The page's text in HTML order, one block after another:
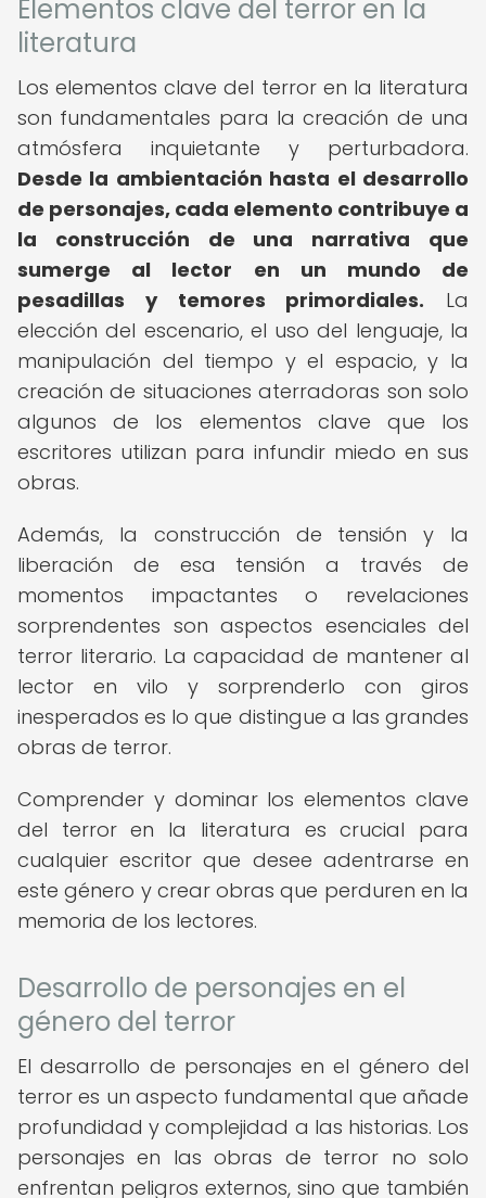
Elementos clave del terror en la
literatura
Los elementos clave del terror en la literatura
son fundamentales para la creación de una
atmósfera inquietante y perturbadora.
Desde la ambientación hasta el desarrollo
de personajes, cada elemento contribuye a
la construcción de una narrativa que
sumerge al lector en un mundo de
pesadillas y temores primordiales. La
elección del escenario, el uso del lenguaje, la
manipulación del tiempo y el espacio, y la
creación de situaciones aterradoras son solo
algunos de los elementos clave que los
escritores utilizan para infundir miedo en sus
obras.
Además, la construcción de tensión y la
liberación de esa tensión a través de
momentos impactantes o revelaciones
sorprendentes son aspectos esenciales del
terror literario. La capacidad de mantener al
lector en vilo y sorprenderlo con giros
inesperados es lo que distingue a las grandes
obras de terror.
Comprender y dominar los elementos clave
del terror en la literatura es crucial para
cualquier escritor que desee adentrarse en
este género y crear obras que perduren en la
memoria de los lectores.
Desarrollo de personajes en el
género del terror
El desarrollo de personajes en el género del
terror es un aspecto fundamental que añade
profundidad y complejidad a las historias. Los
personajes en las obras de terror no solo
enfrentan peligros externos, sino que también